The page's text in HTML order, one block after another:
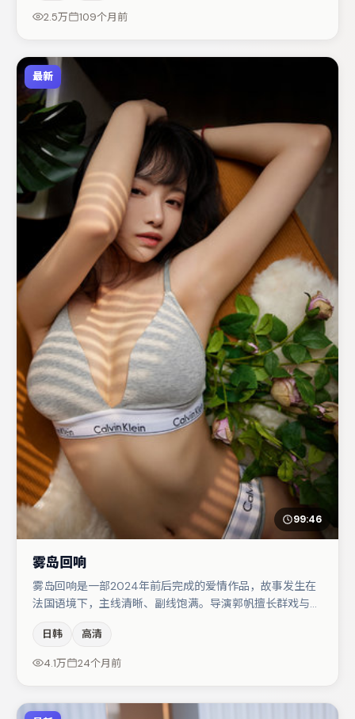
剧/悬疑调剂（视场次而定）。节奏紧凑、反转有度，值得
2.5万 109个月前
最新
99:46
雾岛回响
雾岛回响是一部2024年前后完成的爱情作品，故事发生在
法国语境下，主线清晰、副线饱满。导演郭帆擅长群戏与空
括梁朝伟、张颂文、杨幂等，角色动机前后呼应，适合喜欢
抠台词与伏笔的观众。节奏紧凑、反转有度，值得列入片
日韩 高清
4.1万 24个月前